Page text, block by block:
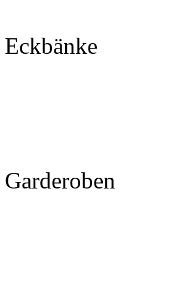
Eckbänke
Garderoben